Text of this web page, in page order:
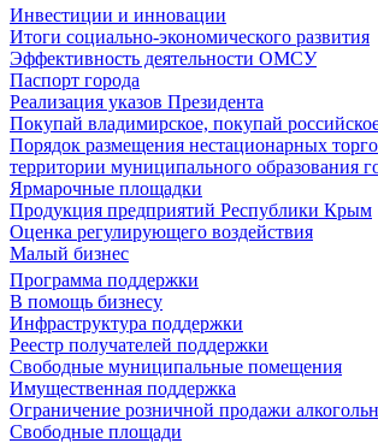
Инвестиции и инновации
Итоги социально-экономического развития
Эффективность деятельности ОМСУ
Паспорт города
Реализация указов Президента
Покупай владимирское, покупай
Порядок размещения нестационарных
территории муниципального образования
Ярмарочные площадки
Продукция предприятий Республики Крым
Оценка регулирующего воздействия
Малый бизнес
Программа поддержки
В помощь бизнесу
Инфраструктура поддержки
Реестр получателей поддержки
Свободные муниципальные помещения
Имущественная поддержка
Ограничение розничной продажи
Свободные площади